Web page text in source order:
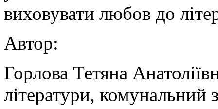
виховувати любов до
Автор:
Горлова Тетяна
літератури, комунальний